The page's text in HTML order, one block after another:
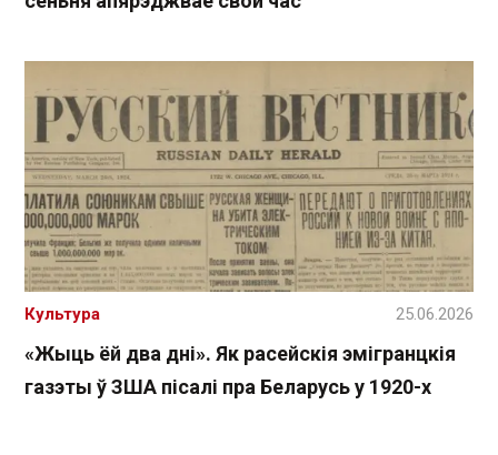
«Жыць ёй два дні». Як расейскія эмігранцкія
газэты ў ЗША пісалі пра Беларусь у 1920-х
Культура 25.06.2026